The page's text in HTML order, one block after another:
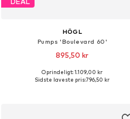
HÖGL
Pumps 'Boulevard 60'
895,50 kr
Fås i mange størrelser
Oprindeligt: 1.109,00 kr
Sidste laveste pris:796,50 kr